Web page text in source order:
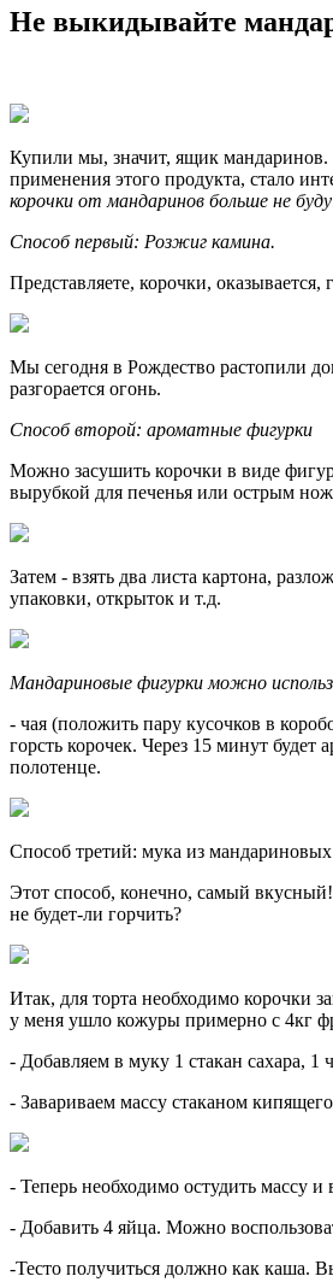
Не выкидывайте
Купили мы, значит, ящик мандаринов.
применения этого продукта, стало
корочки от мандаринов больше не
Способ первый: Розжиг камина.
Представляете, корочки,
Мы сегодня в Рождество растопили
разгорается огонь.
Способ второй: ароматные фигурки
Можно засушить корочки в виде
вырубкой для печенья или острым
Затем - взять два листа картона,
упаковки, открыток и т.д.
Мандариновые фигурки можно
- чая (положить пару кусочков в
горсть корочек. Через 15 минут
полотенце.
Способ третий: мука из
Этот способ, конечно, самый
не будет-ли горчить?
Итак, для торта необходимо корочки
у меня ушло кожуры примерно с 4кг
- Добавляем в муку 1 стакан сахара,
- Завариваем массу стаканом
- Теперь необходимо остудить массу
- Добавить 4 яйца. Можно
-Тесто получиться должно как каша.